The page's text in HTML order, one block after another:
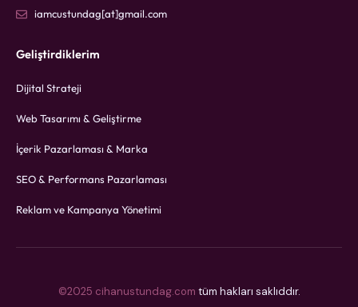
iamcustundag[at]gmail.com
Geliştirdiklerim
Dijital Strateji
Web Tasarımı & Geliştirme
İçerik Pazarlaması & Marka
SEO & Performans Pazarlaması
Reklam ve Kampanya Yönetimi
©2025 cihanustundag.com tüm hakları saklıddır.